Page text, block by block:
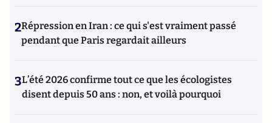
2Répression en Iran : ce qui s'est vraiment passé
pendant que Paris regardait ailleurs
3L’été 2026 confirme tout ce que les écologistes
disent depuis 50 ans : non, et voilà pourquoi